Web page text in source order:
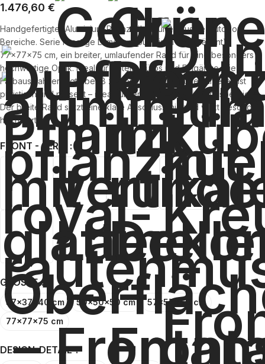
1.476,60 €
Handgefertigter Aluminium-Pflanzkübel für exklusive Outdoor-
Bereiche. Serie Prestige Lamellen (puristisch und präsent),
77×77×75 cm, ein breiter, umlaufender Rand für eine besonders
hochwertige Optik. Ideal für Hotels, Büros und Eingänge. Die
Farbauswahl erfolgt über 8 zeitlose Töne. Prestige Lamellen ist
puristisch und präsent – ideal für repräsentative Eingangsbereiche.
Der breite Rand setzt eine klare Abschlusslinie und wirkt besonders
hochwertig.
FRONT - SERIE
GRÖSSE
37x37x40 cm 50x50x50 cm
57x57x60 cm
77x77x75 cm
DESIGN-DETAIL